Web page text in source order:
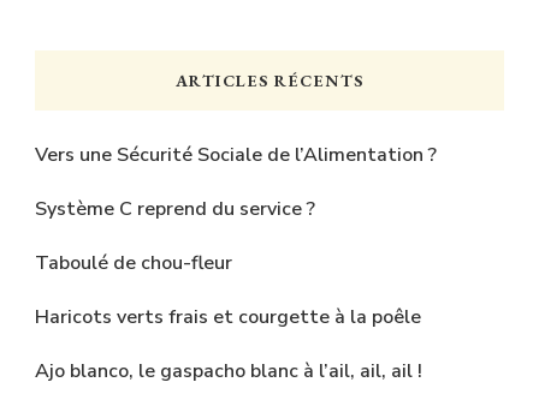
chose
ARTICLES RÉCENTS
Vers une Sécurité Sociale de l’Alimentation ?
Système C reprend du service ?
Taboulé de chou-fleur
Haricots verts frais et courgette à la poêle
Ajo blanco, le gaspacho blanc à l’ail, ail, ail !